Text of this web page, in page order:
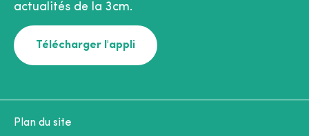
actualités de la 3cm.
Télécharger l'appli
Plan du site